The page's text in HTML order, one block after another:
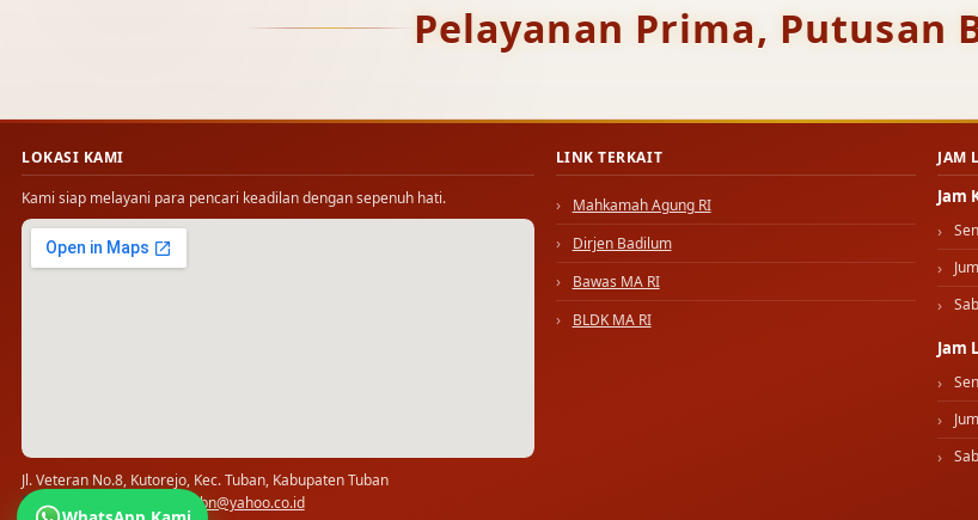
Pelayanan Prima, Putusan
LOKASI KAMI
Kami siap melayani para pencari keadilan dengan sepenuh hati.
Jl. Veteran No.8, Kutorejo, Kec. Tuban, Kabupaten Tuban
(0356) 321778 · ✉
pn_tbn@yahoo.co.id
LINK TERKAIT
Mahkamah Agung RI
Dirjen Badilum
Bawas MA RI
BLDK MA RI
JAM
Jam
Jam